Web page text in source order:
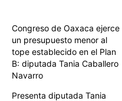
Congreso de Oaxaca ejerce
un presupuesto menor al
tope establecido en el Plan
B: diputada Tania Caballero
Navarro
Presenta diputada Tania